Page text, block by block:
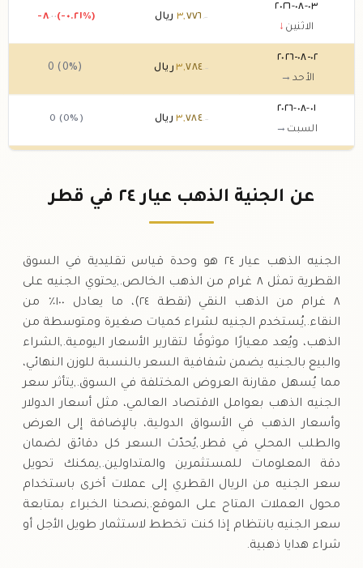
٠٣-٠٨-٢٠٢٦
الاثنين ↓
٣,٧٧٦ .٠٠ ريال -٨ .٠٠ (-٠.٢١%)
٠٢-٠٨-٢٠٢٦
الأحد →
٣,٧٨٤ .٠٠ ريال 0 (0%)
٠١-٠٨-٢٠٢٦
السبت →
٣,٧٨٤.٠٠ ريال 0 (0%)
٣,٨٤٨.٠٠ ريال
عن الجنية الذهب عيار ٢٤ في قطر
الجنيه الذهب عيار ٢٤ هو وحدة قياس تقليدية في السوق
القطرية تمثل ٨ غرام من الذهب الخالص.,يحتوي الجنيه على
٨ غرام من الذهب النقي (نقطة ٢٤)، ما يعادل ١٠٠٪ من
النقاء.,يُستخدم الجنيه لشراء كميات صغيرة ومتوسطة من
الذهب، ويُعد معيارًا موثوقًا لتقارير الأسعار اليومية.,الشراء
والبيع بالجنيه يضمن شفافية السعر بالنسبة للوزن النهائي،
مما يُسهل مقارنة العروض المختلفة في السوق.,يتأثر سعر
الجنيه الذهب بعوامل الاقتصاد العالمي، مثل أسعار الدولار
وأسعار الذهب في الأسواق الدولية، بالإضافة إلى العرض
والطلب المحلي في قطر.,يُحدّث السعر كل دقائق لضمان
دقة المعلومات للمستثمرين والمتداولين.,يمكنك تحويل
سعر الجنيه من الريال القطري إلى عملات أخرى باستخدام
محول العملات المتاح على الموقع.,نصحنا الخبراء بمتابعة
سعر الجنيه بانتظام إذا كنت تخطط لاستثمار طويل الأجل أو
شراء هدايا ذهبية.